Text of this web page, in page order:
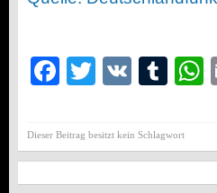
Facebook
Twitter
VK
Dieser Beitrag besitzt kein Schlagwort